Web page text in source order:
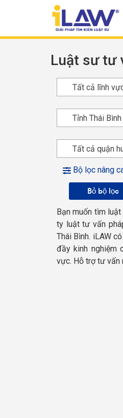
Luật sư tư
Tất cả lĩnh
Tỉnh Thái Bình
Tất cả quận
Bộ lọc nâng
Bỏ bộ lọc
Bạn muốn tìm
ty luật tư vấn
Thái Bình. iLAW
đầy kinh nghiệm
vực. Hỗ trợ tư vấn